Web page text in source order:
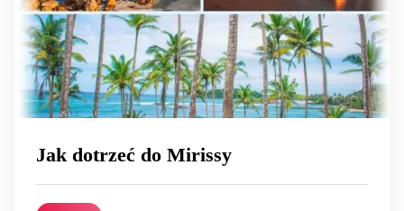
Jak dotrzeć do Mirissy